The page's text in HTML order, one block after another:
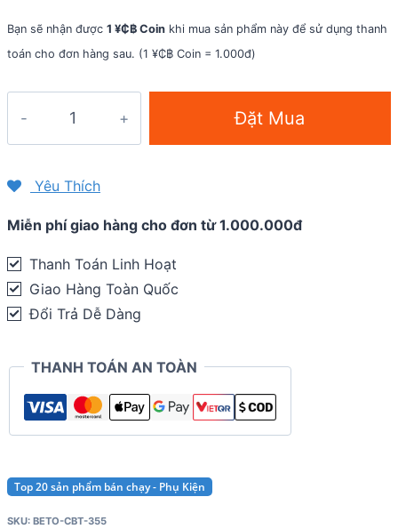
Bạn sẽ nhận được 1 ¥₵฿ Coin khi mua sản phẩm này để sử dụng thanh
toán cho đơn hàng sau. (1 ¥₵฿ Coin = 1.000đ)
vỏ
đạp
Beto
Tire
Levers
quantity
Đặt Mua
Yêu Thích
Miễn phí giao hàng cho đơn từ 1.000.000đ
Thanh Toán Linh Hoạt
Giao Hàng Toàn Quốc
Đổi Trả Dễ Dàng
THANH TOÁN AN TOÀN
Top 20 sản phẩm bán chạy - Phụ Kiện
SKU: BETO-CBT-355